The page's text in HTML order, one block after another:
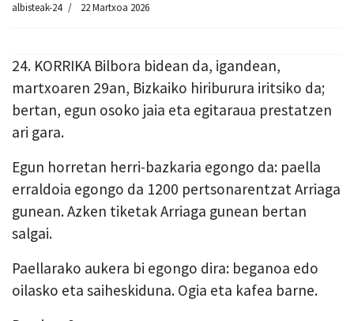
albisteak-24 22 Martxoa 2026
24. KORRIKA Bilbora bidean da, igandean,
martxoaren 29an, Bizkaiko hiriburura iritsiko da;
bertan, egun osoko jaia eta egitaraua prestatzen
ari gara.
Egun horretan herri-bazkaria egongo da: paella
erraldoia egongo da 1200 pertsonarentzat Arriaga
gunean. Azken tiketak Arriaga gunean bertan
salgai.
Paellarako aukera bi egongo dira: beganoa edo
oilasko eta saiheskiduna. Ogia eta kafea barne.